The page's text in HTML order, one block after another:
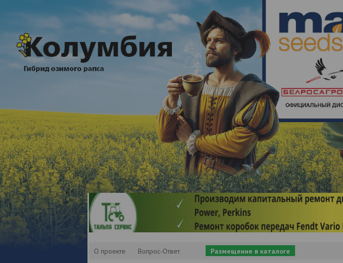
О проекте Вопрос-Ответ Размещение в каталоге